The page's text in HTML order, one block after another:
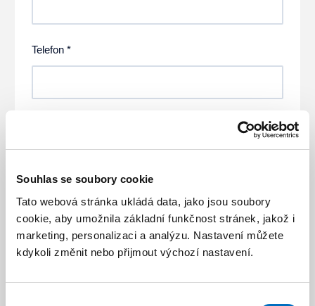
Souhlas se soubory cookie
Tato webová stránka ukládá data, jako jsou soubory
cookie, aby umožnila základní funkčnost stránek, jakož i
marketing, personalizaci a analýzu. Nastavení můžete
kdykoli změnit nebo přijmout výchozí nastavení.
Telefon *
Vyberte si obchodní kancelář, kterou máte v dosahu.
Zadám rozměry
Mám projekt
Materiál *